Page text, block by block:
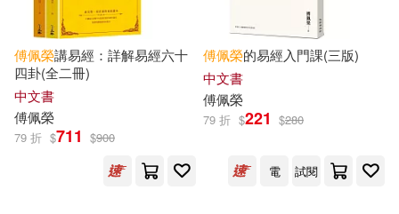
作者 (可複選)
傅佩榮(323) 傅琪媗(5)
傅佩榮 著(3) 傅佩榮等著(3)
傅佩榮著(3) 羅洛．梅(2)
展開
傅佩榮講易經：詳解易經六十
四卦(全二冊)
中文書
傅佩榮
79 折 $711 $900
傅佩榮的易經入門課(三版)
中文書
傅佩榮
79 折 $221 $280
電 試閱